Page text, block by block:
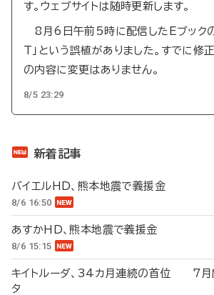
す。ウェブサイトは随時更新します。
8月6日午前5時に配信したEブック
T」という誤植がありました。すでに修
の内容に変更はありません。
8/5 23:29
新着記事
バイエルHD、熊本地震で義援金
8/6 16:50
あすかHD、熊本地震で義援金
8/6 15:15
キイトルーダ、34カ月連続の首位 7月度
タ